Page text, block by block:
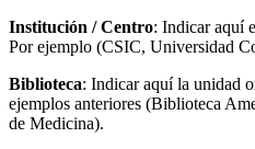
Institución / Centro: Indicar aquí
Por ejemplo (CSIC, Universidad
Biblioteca: Indicar aquí la unidad
ejemplos anteriores (Biblioteca
de Medicina).